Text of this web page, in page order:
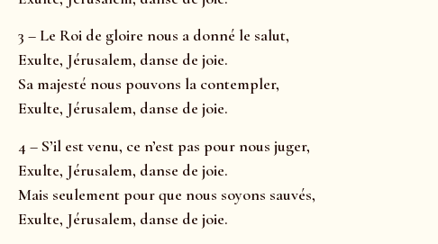
3 – Le Roi de gloire nous a donné le salut,
Exulte, Jérusalem, danse de joie.
Sa majesté nous pouvons la contempler,
Exulte, Jérusalem, danse de joie.
4 – S’il est venu, ce n’est pas pour nous juger,
Exulte, Jérusalem, danse de joie.
Mais seulement pour que nous soyons sauvés,
Exulte, Jérusalem, danse de joie.